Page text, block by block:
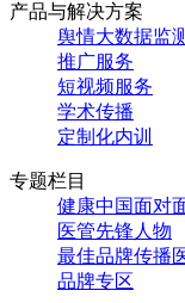
产品与解决方案
舆情大数据监
推广服务
短视频服务
学术传播
定制化内训
专题栏目
健康中国面对
医管先锋人物
最佳品牌传播
品牌专区